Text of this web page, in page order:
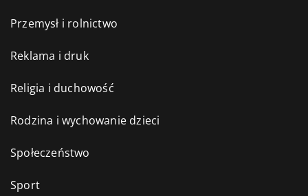
Przemysł i rolnictwo
Reklama i druk
Religia i duchowość
Rodzina i wychowanie dzieci
Społeczeństwo
Sport